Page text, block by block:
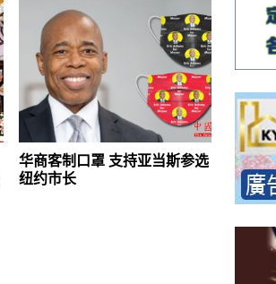
华商客制口罩 支持亚当斯参选
纽约市长